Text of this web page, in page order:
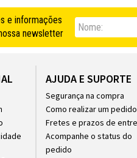
e informações
newsletter
Nome:
AJUDA E SUPORTE
Segurança na compra
Como realizar um pedido
Fretes e prazos de
Acompanhe o status do
pedido